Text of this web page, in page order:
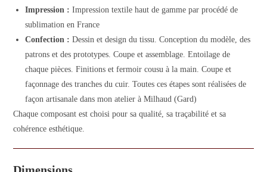
Impression : Impression textile haut de gamme par procédé de
sublimation en France
Confection : Dessin et design du tissu. Conception du modèle, des
patrons et des prototypes. Coupe et assemblage. Entoilage de
chaque pièces. Finitions et fermoir cousu à la main. Coupe et
façonnage des tranches du cuir. Toutes ces étapes sont réalisées de
façon artisanale dans mon atelier à Milhaud (Gard)
Chaque composant est choisi pour sa qualité, sa traçabilité et sa
cohérence esthétique.